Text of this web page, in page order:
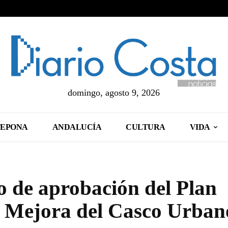
domingo, agosto 9, 2026
ANDALUCÍA CULTURA VIDA
de aprobación del Plan
del Casco